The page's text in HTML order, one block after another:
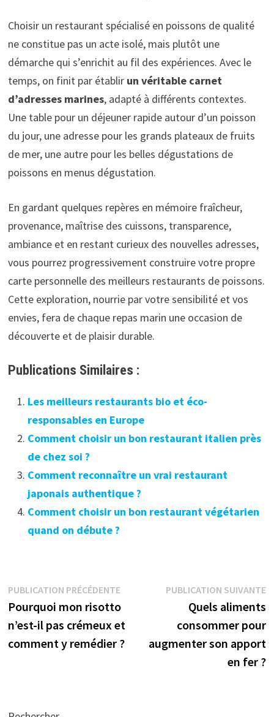
Choisir un restaurant spécialisé en poissons de qualité
ne constitue pas un acte isolé, mais plutôt une
démarche qui s’enrichit au fil des expériences. Avec le
temps, on finit par établir un véritable carnet
d’adresses marines, adapté à différents contextes.
Une table pour un déjeuner rapide autour d’un poisson
du jour, une adresse pour les grands plateaux de fruits
de mer, une autre pour les belles dégustations de
poissons en menus dégustation.
En gardant quelques repères en mémoire fraîcheur,
provenance, maîtrise des cuissons, transparence,
ambiance et en restant curieux des nouvelles adresses,
vous pourrez progressivement construire votre propre
carte personnelle des meilleurs restaurants de poissons.
Cette exploration, nourrie par votre sensibilité et vos
envies, fera de chaque repas marin une occasion de
découverte et de plaisir durable.
Publications Similaires :
Les meilleurs restaurants bio et éco-
responsables en Europe
Comment choisir un bon restaurant italien près
de chez soi ?
Comment reconnaître un vrai restaurant
japonais authentique ?
Comment choisir un bon restaurant végétarien
quand on débute ?
Navigation
de
l’article
PUBLICATION PRÉCÉDENTEPublication
précédente :
Pourquoi mon risotto
n’est-il pas crémeux et
comment y remédier ?
PUBLICATION SUIVANTE
Quels aliments
consommer pour
augmenter son apport
en fer ?